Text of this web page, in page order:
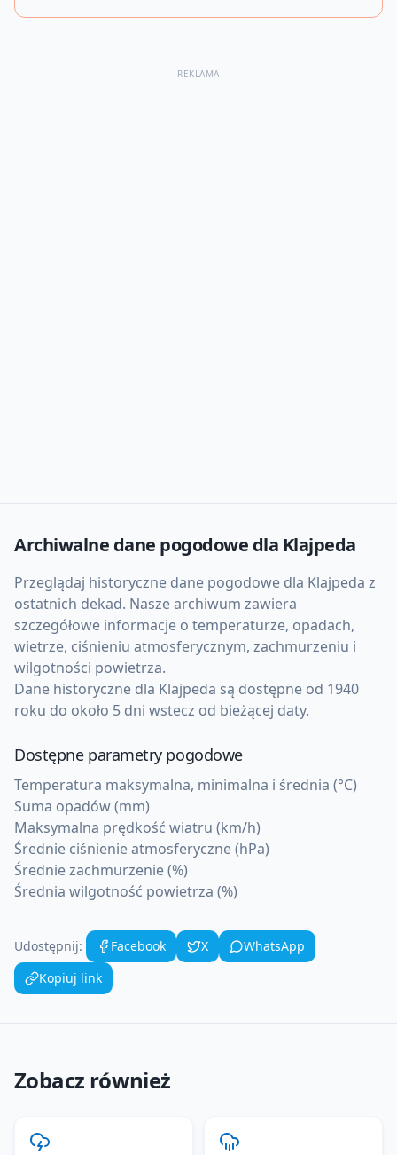
REKLAMA
Archiwalne dane pogodowe dla Klajpeda
Przeglądaj historyczne dane pogodowe dla Klajpeda z
ostatnich dekad. Nasze archiwum zawiera
szczegółowe informacje o temperaturze, opadach,
wietrze, ciśnieniu atmosferycznym, zachmurzeniu i
wilgotności powietrza.
Dane historyczne dla Klajpeda są dostępne od 1940
roku do około 5 dni wstecz od bieżącej daty.
Dostępne parametry pogodowe
Temperatura maksymalna, minimalna i średnia (°C)
Suma opadów (mm)
Maksymalna prędkość wiatru (km/h)
Średnie ciśnienie atmosferyczne (hPa)
Średnie zachmurzenie (%)
Średnia wilgotność powietrza (%)
Udostępnij: Facebook X
WhatsApp
Kopiuj link
Zobacz również